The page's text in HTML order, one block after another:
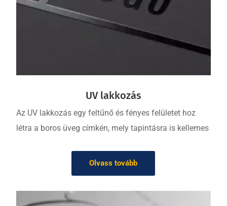
UV lakkozás
Az UV lakkozás egy feltűnő és fényes felületet hoz
létra a boros üveg címkén, mely tapintásra is kellemes
Olvass tovább